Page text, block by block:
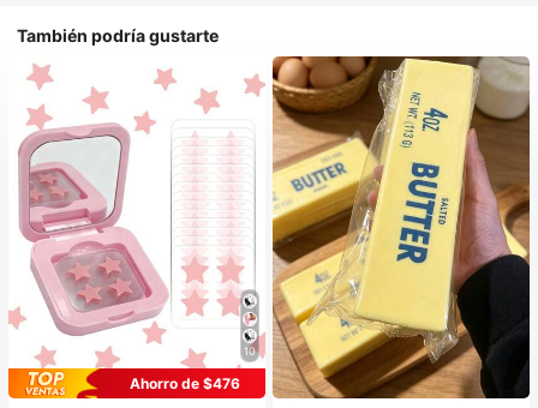
También podría gustarte
10
Ahorro de $476